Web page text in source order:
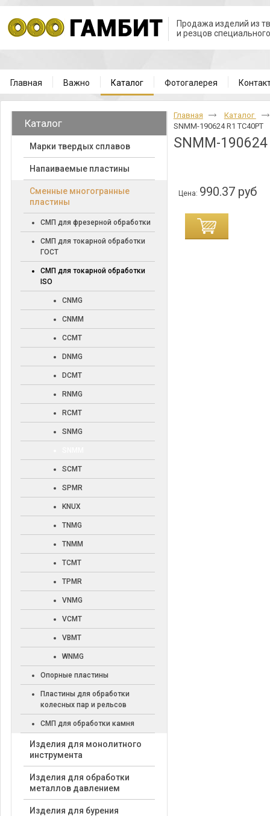
Продажа изделий из
и резцов
Главная Важно Каталог Фотогалерея
Каталог
Марки твердых сплавов
Напаиваемые пластины
Cменные многогранные
пластины
СМП для фрезерной обработки
СМП для токарной обработки
ГОСТ
СМП для токарной обработки
ISO
CNMG
CNMM
CCMT
DNMG
DCMT
RNMG
RCMT
SNMG
SCMT
SPMR
KNUX
TNMG
TNMM
TCMT
TPMR
VNMG
VCMT
VBMT
WNMG
Опорные пластины
Пластины для обработки
колесных пар и рельсов
СМП для обработки камня
Изделия для монолитного
инструмента
Изделия для обработки
металлов давлением
Изделия для бурения
Главная
Каталог
SNMM-190624 R1 TC40PT
SNMM-
Цена: 990.37 руб